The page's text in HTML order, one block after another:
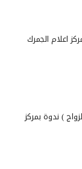
اعلام الجمرك
) ندوة بمركز